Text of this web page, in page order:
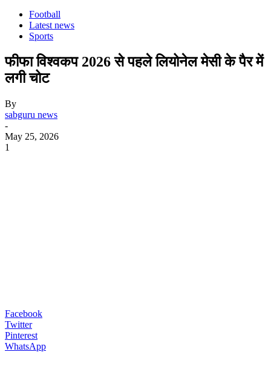
Football
Latest news
Sports
फीफा विश्वकप 2026 से पहले लियोनेल मेसी के पैर में
लगी चोट
By
sabguru news
-
May 25, 2026
1
Facebook
Twitter
Pinterest
WhatsApp